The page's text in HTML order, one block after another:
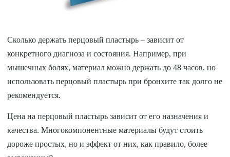
Сколько держать перцовый пластырь – зависит от
конкретного диагноза и состояния. Например, при
мышечных болях, материал можно держать до 48 часов, но
использовать перцовый пластырь при бронхите так долго не
рекомендуется.
Цена на перцовый пластырь зависит от его назначения и
качества. Многокомпонентные материалы будут стоить
дороже простых, но и эффект от них, как правило, более